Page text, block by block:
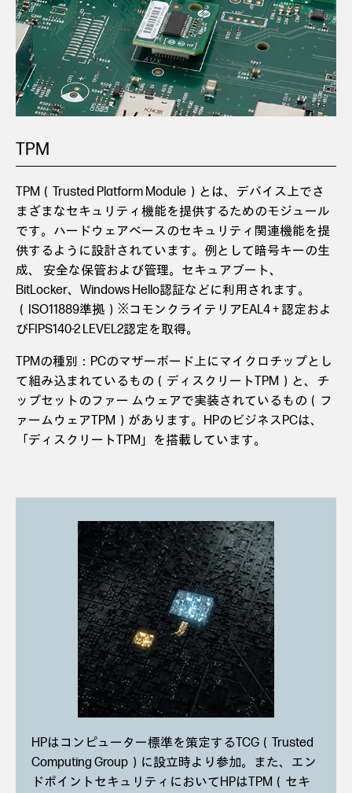
TPM
TPM（Trusted Platform Module）とは、デバイス上でさ
まざまなセキュリティ機能を提供するためのモジュール
です。ハードウェアベースのセキュリティ関連機能を提
供するように設計されています。例として暗号キーの生
成、 安全な保管および管理。セキュアブート、
BitLocker、Windows Hello認証などに利用されます。
（ISO11889準拠）※コモンクライテリアEAL4 + 認定およ
びFIPS140-2 LEVEL2認定を取得。
TPMの種別：PCのマザーボード上にマイクロチップとし
て組み込まれているもの（ディスクリートTPM）と、チ
ップセットのファー ムウェアで実装されているもの（フ
ァームウェアTPM）があります。HPのビジネスPCは、
「ディスクリートTPM」を搭載しています。
HPはコンピューター標準を策定するTCG（Trusted
Computing Group）に設立時より参加。また、エン
ドポイントセキュリティにおいてHPはTPM（セキ